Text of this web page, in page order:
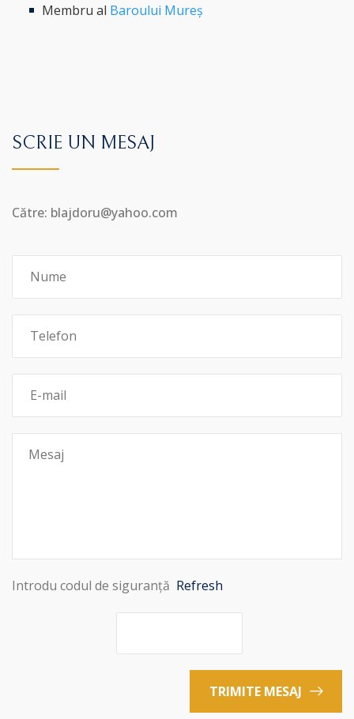
Membru al Baroului Mureș
SCRIE UN MESAJ
Către: blajdoru@yahoo.com
Introdu codul de siguranță Refresh
TRIMITE MESAJ